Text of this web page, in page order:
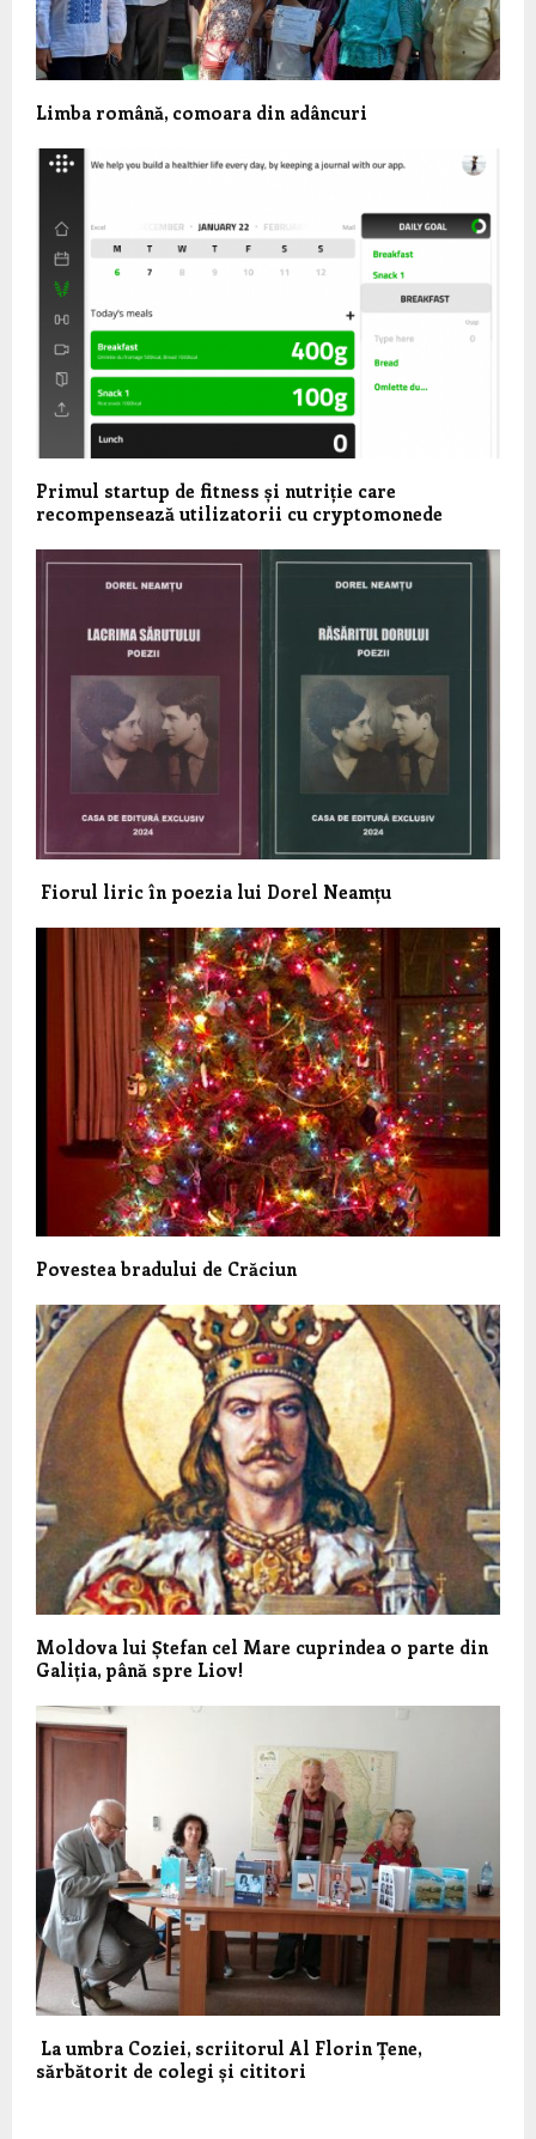
Limba română, comoara din adâncuri
Primul startup de fitness și nutriție care
recompensează utilizatorii cu cryptomonede
Fiorul liric în poezia lui Dorel Neamțu
Povestea bradului de Crăciun
Moldova lui Ștefan cel Mare cuprindea o parte din
Galiția, până spre Liov!
La umbra Coziei, scriitorul Al Florin Țene,
sărbătorit de colegi și cititori